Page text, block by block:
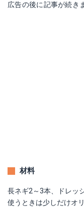
広告の後に記事が続き
材料
長ネギ2～3本、ドレッ
使うときは少しだけオ